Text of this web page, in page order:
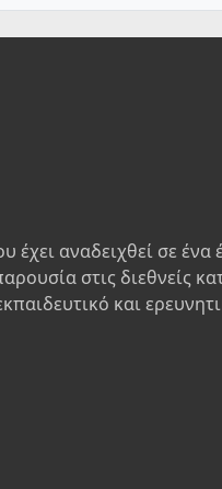
έχει αναδειχθεί σε
στις διεθνείς
και